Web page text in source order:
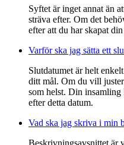
Syftet är inget annat än
sträva efter. Om det
efter att du har skapat
Varför ska jag sätta ett
Slutdatumet är helt
ditt mål. Om du vill
som helst. Din insamling
efter detta datum.
Vad ska jag skriva i min